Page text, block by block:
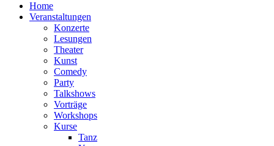
Home
Veranstaltungen
Konzerte
Lesungen
Theater
Kunst
Comedy
Party
Talkshows
Vorträge
Workshops
Kurse
Tanz